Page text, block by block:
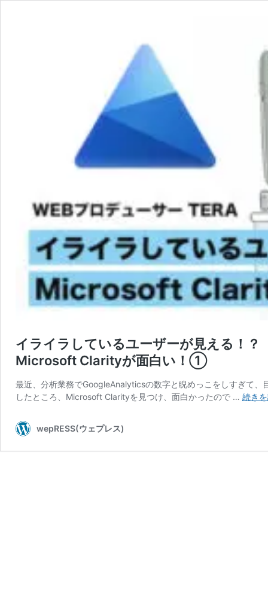
イライラしているユーザーが見える！？
Microsoft Clarityが面白い！①
最近、分析業務でGoogleAnalyticsの数字と睨めっこをしすぎて
したところ、Microsoft Clarityを見つけ、面白かったので … 続き
wepRESS(ウェプレス)